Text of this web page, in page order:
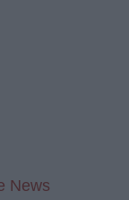
News